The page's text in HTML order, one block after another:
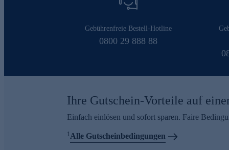
Gebührenfreie Bestell-Hotline
0800 29 888 88
Ihre Gutschein-Vorteile auf
Einfach einlösen und sofort sparen. Faire
1Alle Gutscheinbedingungen